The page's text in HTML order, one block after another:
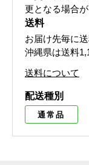
更となる場合が
送料
お届け先毎に
沖縄県は送料
送料について
配送種別
通常品